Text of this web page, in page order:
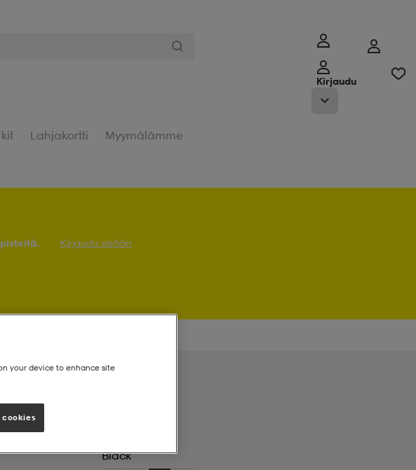
Kirjaudu
Lahjakortti Myymälämme
Kirjaudu sisään
Black
your device to enhance site
cookies